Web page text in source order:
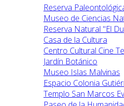
Reserva
Museo de Ciencias
Reserva Natural "El
Casa de la Cultura
Centro Cultural Cine
Jardín Botánico
Museo Islas Malvinas
Espacio Colonia
Templo San Marcos